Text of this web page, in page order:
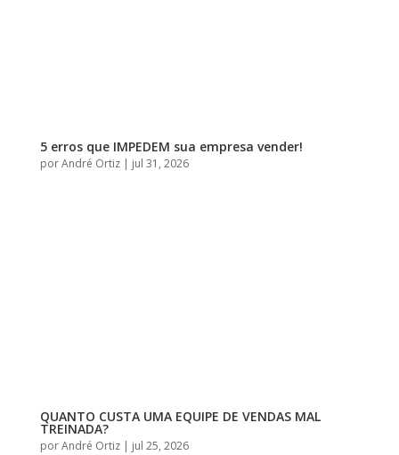
5 erros que IMPEDEM sua empresa vender!
porAndré Ortiz| jul 31, 2026
QUANTO CUSTA UMA EQUIPE DE VENDAS MAL
TREINADA?
porAndré Ortiz| jul 25, 2026